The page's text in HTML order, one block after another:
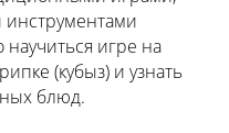
игре на
(кубыз) и узнать
блюд.